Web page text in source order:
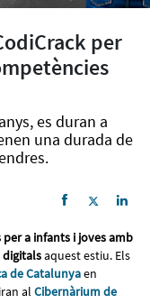
per
es duran a
una durada de
a infants i joves amb
digitalsaquest estiu. Els
de Catalunyaen
al Cibernàrium de